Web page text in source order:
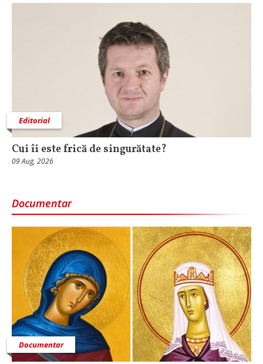
Editorial
Cui îi este frică de singurătate?
09 Aug, 2026
Documentar
Documentar